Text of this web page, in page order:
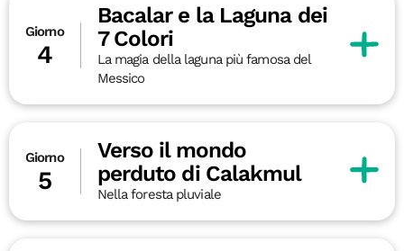
Giorno
4
Bacalar e la Laguna dei
7 Colori
La magia della laguna più famosa del
Messico
Giorno
5
Verso il mondo
perduto di Calakmul
Nella foresta pluviale